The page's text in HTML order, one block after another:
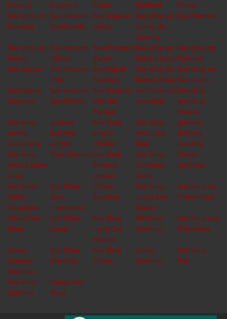
Devoto
Belgrano
Ezeiza
Banfield
Flores
Sex shop en
Floresta
Sex shop en
Avellaneda
Sex shop en
Lanus
Sex shop en
Lomas de
Zamora
Sex Floresta
Sex shop en
Moron
Sex shop en
Olivos
Sex Florencio
Varela
Sex shop en
Parque Leloir
Sex shop en
Paternal
Sex Beccar
Sex shop en
Pilar
Sanmiguel
Sexshop
Sex shop en
Ramos Mejia
Sex shop en
San Isidro
San Miguel
Sexshop
Sex shop en
San Martin
Sex shop en
Villa del
Parque
san fernando
sex shop
Sex shop
envios al
interior
Sex shop
envios
Catamarca
quilmes
lencería
erótica
Sex shop
envios
Chubut
Sex shop
envios La
Rioja
quilmes
delivery
sexshop
Sex shop
envios Santa
Cruz
Pilar SexshopSex shop
fantasia
sexual
Sex Shop
Gonzalez
Catan
Olivos
SexShop
Sex Shop
Isidro
Casanova
Sex Shop
Jose
Ingenieros
Olivos
Sexshop
Sex Shop
Jose Leon
Suarez
Sex Shop La
Fraternidad
Olivos Sex
Shop
Sex Shop
Lanus
Sex Shop
Loma Del
Mirador
Martinez
Sexshop
Sex Shop Los
Polvorines
Lomas
Zamora
Sexshop
Sex Shop
Martinez
Sex Shop
Olivos
Lomas
Sexshop
Sex Shop
Pilar
Sex shop
Quilmes
Lomas Sex
Shop